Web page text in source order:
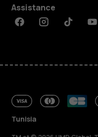
Assistance
FacebookInstagramTiktok
Tunisia